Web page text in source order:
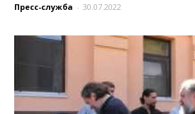
Пресс-служба - 30.07.2022